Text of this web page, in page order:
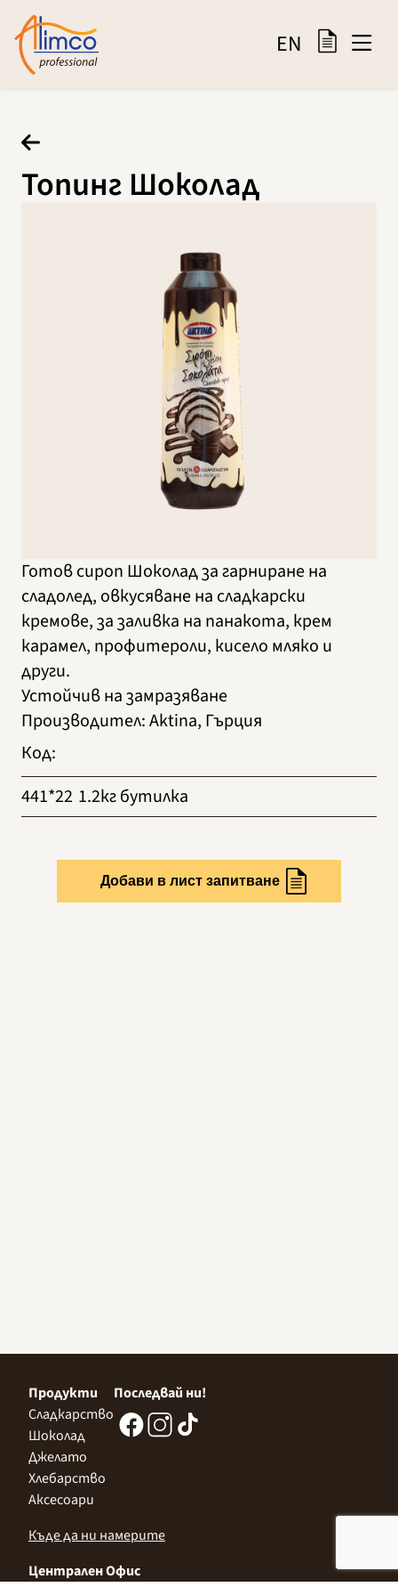
EN
Топинг Шоколад
Готов сироп Шоколад за гарниране на
сладолед, овкусяване на сладкарски
кремове, за заливка на панакота, крем
карамел, профитероли, кисело мляко и
други.
Устойчив на замразяване
Производител:Aktina, Гърция
Код:
441*22 1.2кг бутилка
Добави в лист запитване
Продукти
Сладкарство
Шоколад
Джелато
Хлебарство
Аксесоари
Последвай ни!
Къде да ни намерите
Централен Офис